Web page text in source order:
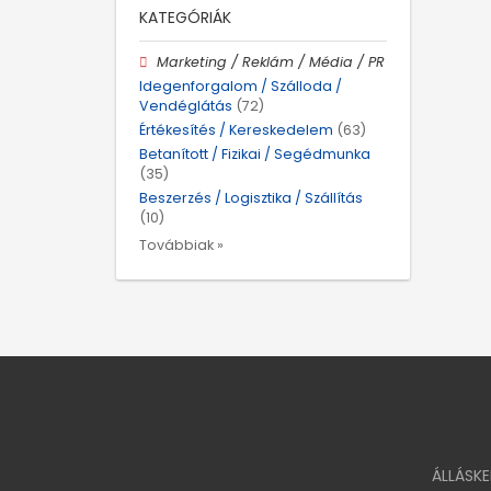
KATEGÓRIÁK
Marketing / Reklám / Média / PR
Idegenforgalom / Szálloda /
Vendéglátás (72)
Értékesítés / Kereskedelem (63)
Betanított / Fizikai / Segédmunka
(35)
Beszerzés / Logisztika / Szállítás
(10)
Továbbiak »